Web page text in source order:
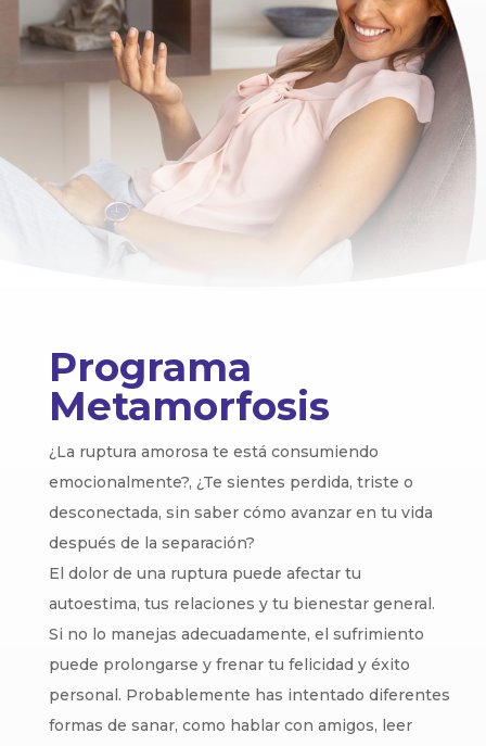
Programa
Metamorfosis
¿La ruptura amorosa te está consumiendo
emocionalmente?, ¿Te sientes perdida, triste o
desconectada, sin saber cómo avanzar en tu vida
después de la separación?
El dolor de una ruptura puede afectar tu
autoestima, tus relaciones y tu bienestar general.
Si no lo manejas adecuadamente, el sufrimiento
puede prolongarse y frenar tu felicidad y éxito
personal. Probablemente has intentado diferentes
formas de sanar, como hablar con amigos, leer